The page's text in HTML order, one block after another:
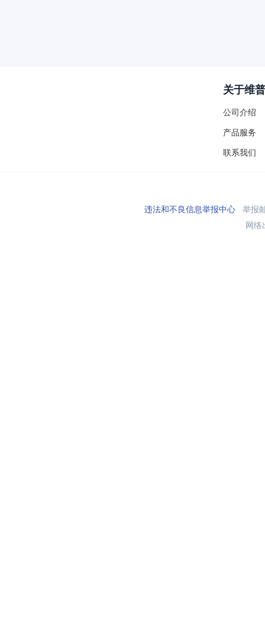
关于维普
公司介绍
产品服务
联系我们
违法和不良信息举报中心举报
网